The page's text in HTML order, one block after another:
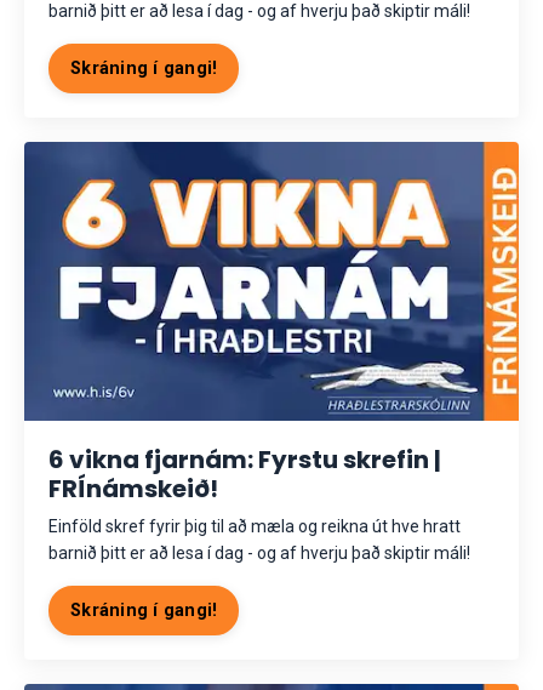
barnið þitt er að lesa í dag - og af hverju það skiptir máli!
Skráning í gangi!
6 vikna fjarnám: Fyrstu skrefin |
FRÍnámskeið!
Einföld skref fyrir þig til að mæla og reikna út hve hratt
barnið þitt er að lesa í dag - og af hverju það skiptir máli!
Skráning í gangi!